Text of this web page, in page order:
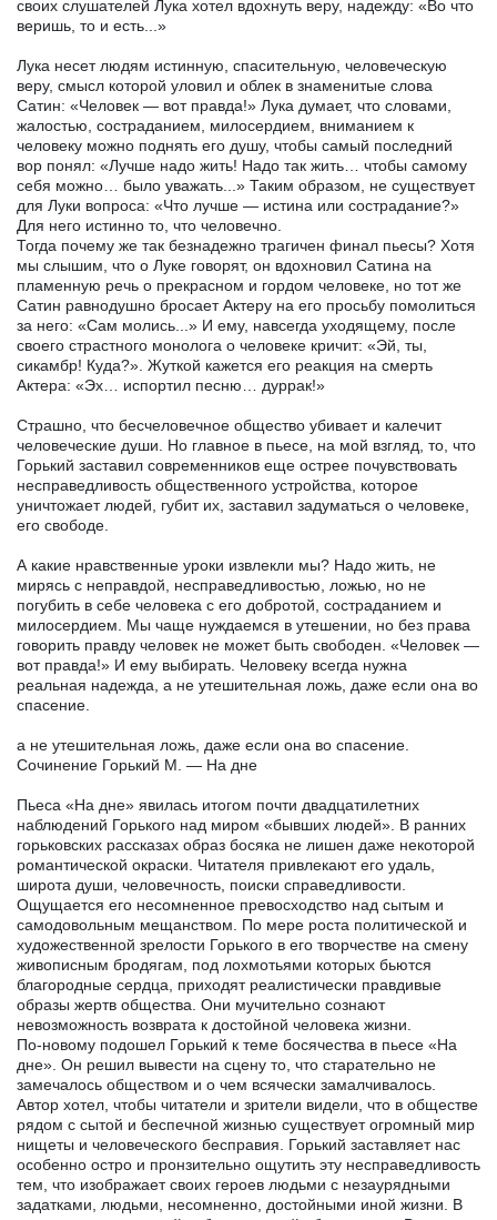
своих слушателей Лука хотел вдохнуть веру, надежду: «Во что
веришь, то и есть...»
Лука несет людям истинную, спасительную, человеческую
веру, смысл которой уловил и облек в знаменитые слова
Сатин: «Человек — вот правда!» Лука думает, что словами,
жалостью, состраданием, милосердием, вниманием к
человеку можно поднять его душу, чтобы самый последний
вор понял: «Лучше надо жить! Надо так жить… чтобы самому
себя можно… было уважать...» Таким образом, не существует
для Луки вопроса: «Что лучше — истина или сострадание?»
Для него истинно то, что человечно.
Тогда почему же так безнадежно трагичен финал пьесы? Хотя
мы слышим, что о Луке говорят, он вдохновил Сатина на
пламенную речь о прекрасном и гордом человеке, но тот же
Сатин равнодушно бросает Актеру на его просьбу помолиться
за него: «Сам молись...» И ему, навсегда уходящему, после
своего страстного монолога о человеке кричит: «Эй, ты,
сикамбр! Куда?». Жуткой кажется его реакция на смерть
Актера: «Эх… испортил песню… дуррак!»
Страшно, что бесчеловечное общество убивает и калечит
человеческие души. Но главное в пьесе, на мой взгляд, то, что
Горький заставил современников еще острее почувствовать
несправедливость общественного устройства, которое
уничтожает людей, губит их, заставил задуматься о человеке,
его свободе.
А какие нравственные уроки извлекли мы? Надо жить, не
мирясь с неправдой, несправедливостью, ложью, но не
погубить в себе человека с его добротой, состраданием и
милосердием. Мы чаще нуждаемся в утешении, но без права
говорить правду человек не может быть свободен. «Человек —
вот правда!» И ему выбирать. Человеку всегда нужна
реальная надежда, а не утешительная ложь, даже если она во
спасение.
а не утешительная ложь, даже если она во спасение.
Сочинение Горький М. — На дне
Пьеса «На дне» явилась итогом почти двадцатилетних
наблюдений Горького над миром «бывших людей». В ранних
горьковских рассказах образ босяка не лишен даже некоторой
романтической окраски. Читателя привлекают его удаль,
широта души, человечность, поиски справедливости.
Ощущается его несомненное превосходство над сытым и
самодовольным мещанством. По мере роста политической и
художественной зрелости Горького в его творчестве на смену
живописным бродягам, под лохмотьями которых бьются
благородные сердца, приходят реалистически правдивые
образы жертв общества. Они мучительно сознают
невозможность возврата к достойной человека жизни.
По-новому подошел Горький к теме босячества в пьесе «На
дне». Он решил вывести на сцену то, что старательно не
замечалось обществом и о чем всячески замалчивалось.
Автор хотел, чтобы читатели и зрители видели, что в обществе
рядом с сытой и беспечной жизнью существует огромный мир
нищеты и человеческого бесправия. Горький заставляет нас
особенно остро и пронзительно ощутить эту несправедливость
тем, что изображает своих героев людьми с незаурядными
задатками, людьми, несомненно, достойными иной жизни. В